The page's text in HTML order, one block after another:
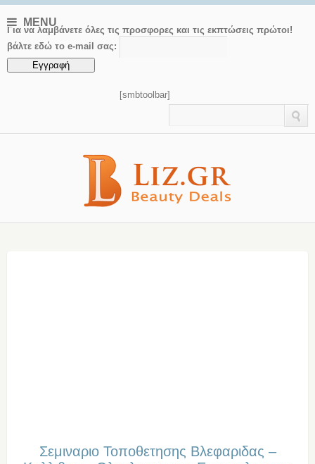
MENU
Για να λαμβάνετε όλες τις προσφορες και τις εκπτώσεις πρώτοι!
βάλτε εδώ το e-mail σας:
[smbtoolbar]
Σεμιναριο Τοποθετησης Βλεφαριδας –